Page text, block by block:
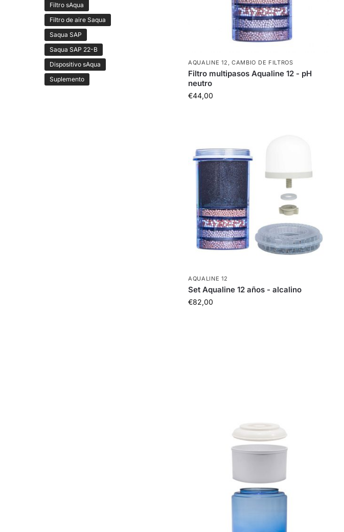
AQUALINE 12 , CAMBIO DE FILTROS
Filtro multipasos Aqualine 12 - pH
neutro
€44,00
AQUALINE 12
Set Aqualine 12 años - alcalino
€82,00
Filtro sAqua
Filtro de aire Saqua
Saqua SAP
Saqua SAP 22-B
Dispositivo sAqua
Suplemento